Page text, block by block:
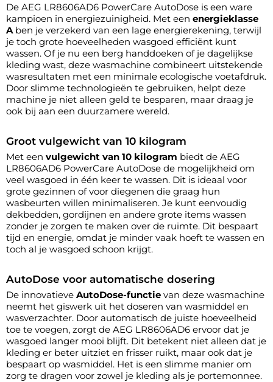
De AEG LR8606AD6 PowerCare AutoDose is een ware
kampioen in energiezuinigheid. Met een energieklasse
Aben je verzekerd van een lage energierekening, terwijl
je toch grote hoeveelheden wasgoed efficiënt kunt
wassen. Of je nu een berg handdoeken of je dagelijkse
kleding wast, deze wasmachine combineert uitstekende
wasresultaten met een minimale ecologische voetafdruk.
Door slimme technologieën te gebruiken, helpt deze
machine je niet alleen geld te besparen, maar draag je
ook bij aan een duurzamere wereld.
Groot vulgewicht van 10 kilogram
Met een vulgewicht van 10 kilogram biedt de AEG
LR8606AD6 PowerCare AutoDose de mogelijkheid om
veel wasgoed in één keer te wassen. Dit is ideaal voor
grote gezinnen of voor diegenen die graag hun
wasbeurten willen minimaliseren. Je kunt eenvoudig
dekbedden, gordijnen en andere grote items wassen
zonder je zorgen te maken over de ruimte. Dit bespaart
tijd en energie, omdat je minder vaak hoeft te wassen en
toch al je wasgoed schoon krijgt.
AutoDose voor automatische dosering
De innovatieve AutoDose-functie van deze wasmachine
neemt het giswerk uit het doseren van wasmiddel en
wasverzachter. Door automatisch de juiste hoeveelheid
toe te voegen, zorgt de AEG LR8606AD6 ervoor dat je
wasgoed langer mooi blijft. Dit betekent niet alleen dat je
kleding er beter uitziet en frisser ruikt, maar ook dat je
bespaart op wasmiddel. Het is een slimme manier om
zorg te dragen voor zowel je kleding als je portemonnee.